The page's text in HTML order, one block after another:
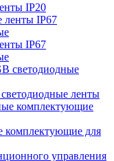
IP20
IP67
ленты
комплектующие для